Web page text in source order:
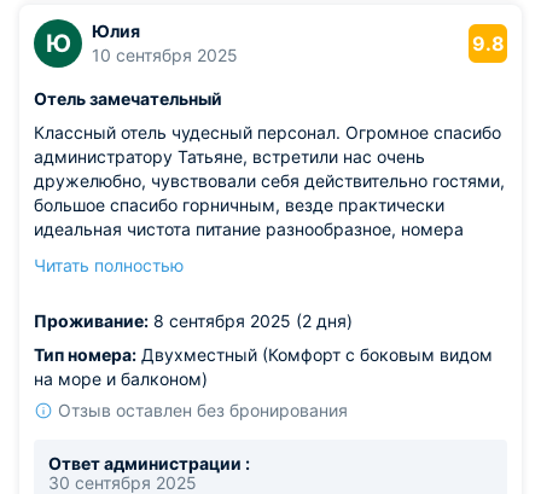
Ю
Юлия
10 сентября 2025
9.8
Отель замечательный
Классный отель чудесный персонал. Огромное спасибо
администратору Татьяне, встретили нас очень
дружелюбно, чувствовали себя действительно гостями,
большое спасибо горничным, везде практически
идеальная чистота питание разнообразное, номера
стол, сауна и бассейны - все в доступе. В общем
с маленькими детками и тем, кто любит анапское море
Читать полностью
Проживание: 8 сентября 2025 (2 дня)
Тип номера: Двухместный (Комфорт с боковым видом
на море и балконом)
Отзыв оставлен без бронирования
Ответ администрации :
30 сентября 2025